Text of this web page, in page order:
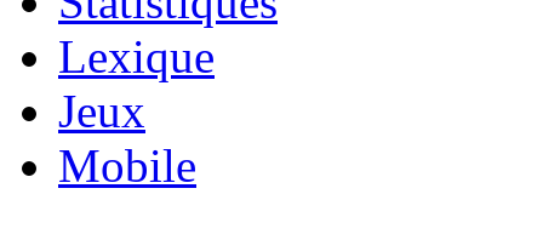
Lexique
Jeux
Mobile